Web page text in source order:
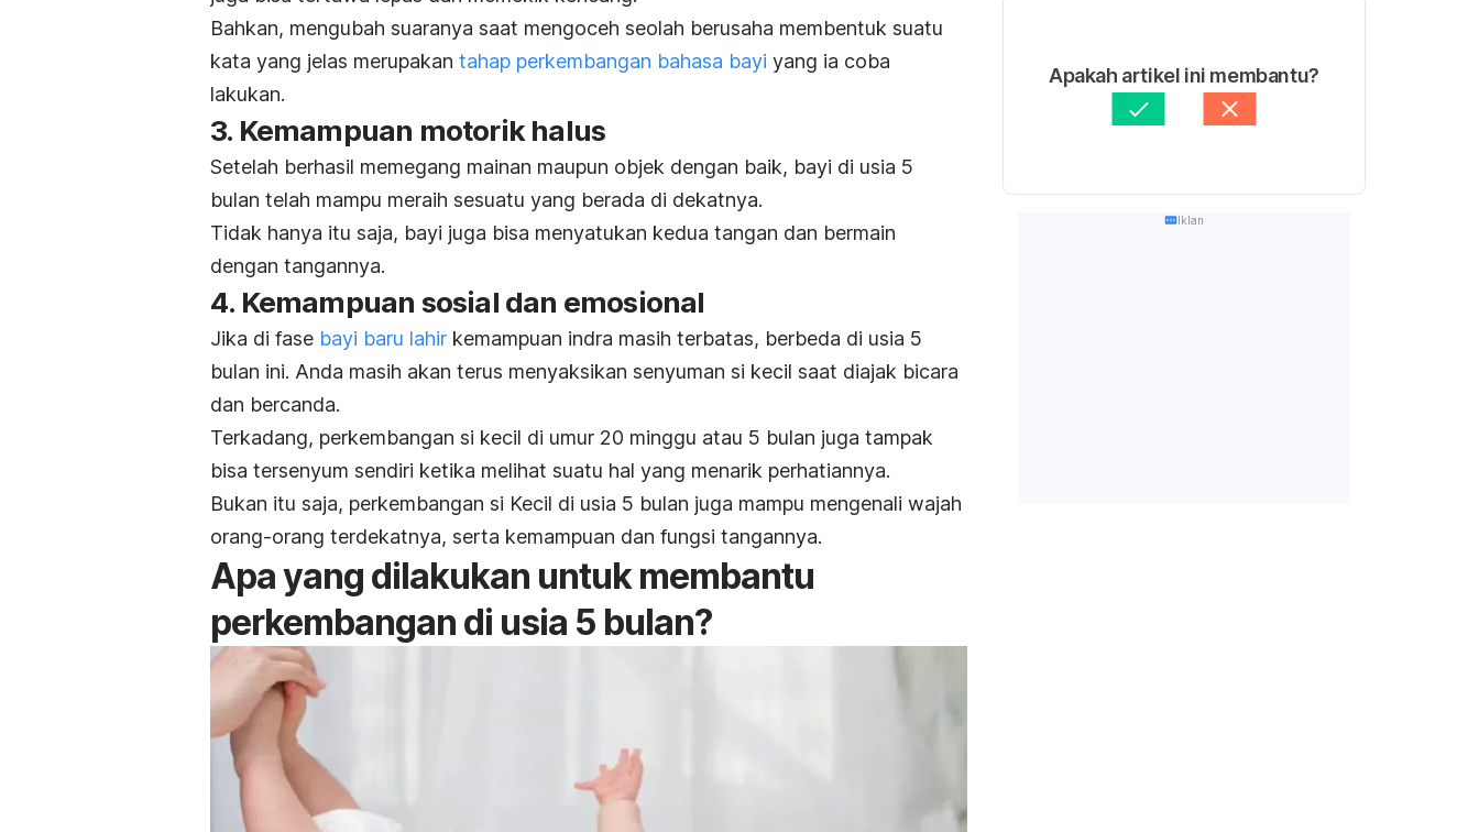
Bahkan, mengubah suaranya saat mengoceh seolah berusaha membentuk suatu
kata yang jelas merupakan tahap perkembangan bahasa bayi yang ia coba
lakukan.
3. Kemampuan motorik halus
Setelah berhasil memegang mainan maupun objek dengan baik, bayi di usia 5
bulan telah mampu meraih sesuatu yang berada di dekatnya.
Tidak hanya itu saja, bayi juga bisa menyatukan kedua tangan dan bermain
dengan tangannya.
4. Kemampuan sosial dan emosional
Jika di fase bayi baru lahir kemampuan indra masih terbatas, berbeda di usia 5
bulan ini. Anda masih akan terus menyaksikan senyuman si kecil saat diajak bicara
dan bercanda.
Terkadang, perkembangan si kecil di umur 20 minggu atau 5 bulan juga tampak
bisa tersenyum sendiri ketika melihat suatu hal yang menarik perhatiannya.
Bukan itu saja, perkembangan si Kecil di usia 5 bulan juga mampu mengenali wajah
orang-orang terdekatnya, serta kemampuan dan fungsi tangannya.
Apa yang dilakukan untuk membantu
perkembangan di usia 5 bulan?
Apakah artikel ini membantu?
Iklan